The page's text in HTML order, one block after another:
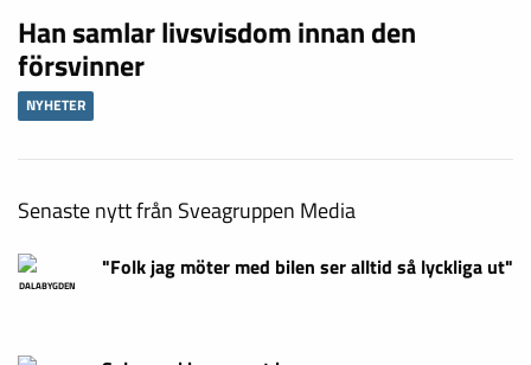
Han samlar livsvisdom innan den
försvinner
NYHETER
Senaste nytt från Sveagruppen Media
DALABYGDEN
"Folk jag möter med bilen ser alltid så lyckliga ut"